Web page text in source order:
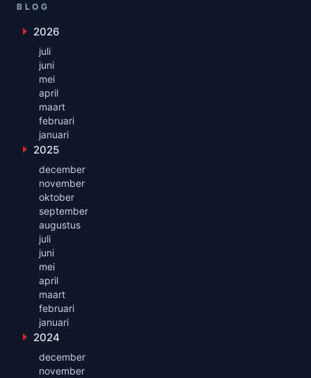
BLOG
Toon maanden uit 2026
2026
juli
juni
mei
april
maart
februari
januari
Toon maanden uit 2025
2025
december
november
oktober
september
augustus
juli
juni
mei
april
maart
februari
januari
Toon maanden uit 2024
2024
december
november